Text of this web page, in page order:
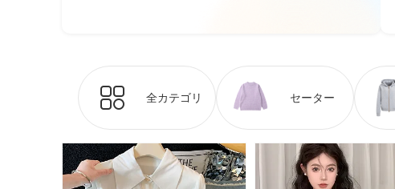
全カテゴリ セーター